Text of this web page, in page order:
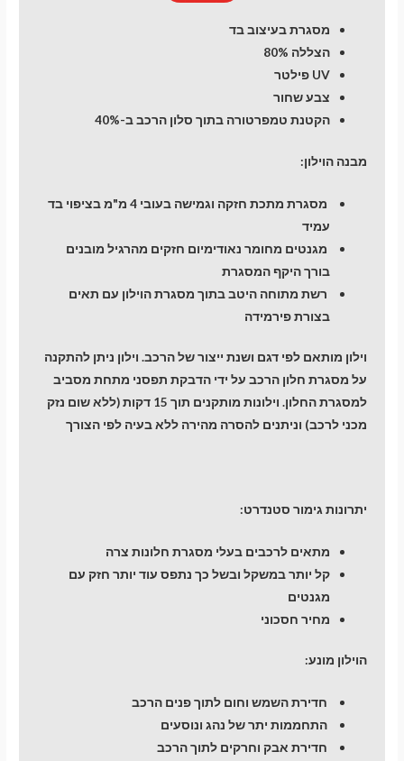
מסגרת בעיצוב בד
הצללה 80%
UV פילטר
צבע שחור
הקטנת טמפרטורה בתוך סלון הרכב ב-40%
מבנה הוילון:
מסגרת מתכת חזקה וגמישה בעובי 4 מ"מ בציפוי בד
עמיד
מגנטים מחומר נאודימיום חזקים מהרגיל מובנים
בורך היקף המסגרת
רשת מתוחה היטב בתוך מסגרת הוילון עם תאים
בצורת פירמידה
וילון מותאם לפי דגם ושנת ייצור של הרכב. וילון ניתן להתקנה
על מסגרת חלון הרכב על ידי הדבקת תפסני מתחת מסביב
למסגרת החלון. וילונות מותקנים תוך 15 דקות (ללא שום נזק
מכני לרכב) וניתנים להסרה מהירה ללא בעיה לפי הצורך
יתרונות גימור סטנדרט:
מתאים לרכבים בעלי מסגרת חלונות צרה
קל יותר במשקל ובשל כך נתפס עוד יותר חזק עם
מגנטים
מחיר חסכוני
הוילון מונע:
חדירת השמש וחום לתוך פנים הרכב
התחממות יתר של נהג ונוסעים
חדירת אבק וחרקים לתוך הרכב